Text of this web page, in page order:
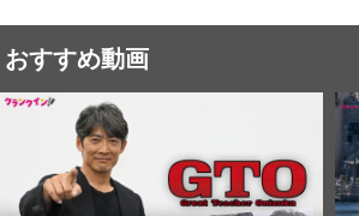
おすすめ動画